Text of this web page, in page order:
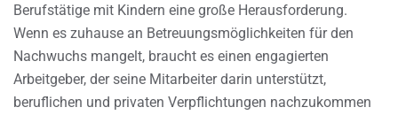
Berufstätige mit Kindern eine große Herausforderung.
Wenn es zuhause an Betreuungsmöglichkeiten für den
Nachwuchs mangelt, braucht es einen engagierten
Arbeitgeber, der seine Mitarbeiter darin unterstützt,
beruflichen und privaten Verpflichtungen nachzukommen